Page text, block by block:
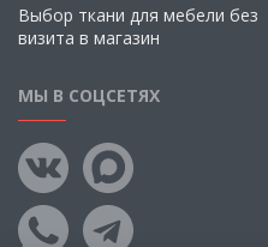
Выбор ткани для мебели без
визита в магазин
МЫ В СОЦСЕТЯХ